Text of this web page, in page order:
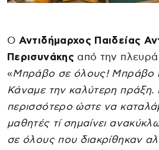
Ο Αντιδήμαρχος Παιδείας
Περισυνάκηςαπό την
«Μπράβο σε όλους! Μπράβο
Κάναμε την καλύτερη
περισσότερο ώστε να
μαθητές τί σημαίνει
σε όλους που διακρίθηκαν